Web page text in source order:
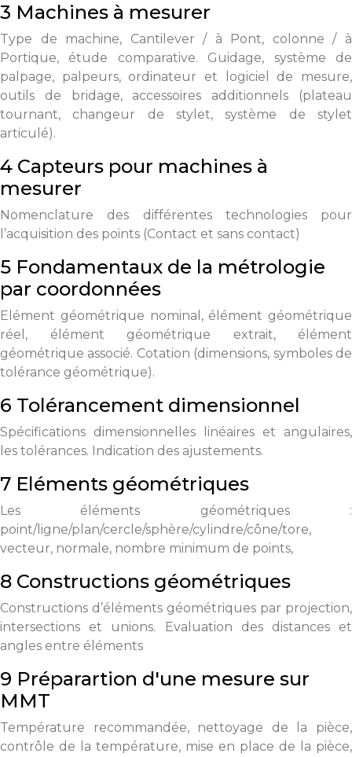
3 Machines à mesurer
Type de machine, Cantilever / à Pont, colonne / à
Portique, étude comparative. Guidage, système de
palpage, palpeurs, ordinateur et logiciel de mesure,
outils de bridage, accessoires additionnels (plateau
tournant, changeur de stylet, système de stylet
articulé).
4 Capteurs pour machines à
mesurer
Nomenclature des différentes technologies pour
l’acquisition des points (Contact et sans contact)
5 Fondamentaux de la métrologie
par coordonnées
Elément géométrique nominal, élément géométrique
réel, élément géométrique extrait, élément
géométrique associé. Cotation (dimensions, symboles de
tolérance géométrique).
6 Tolérancement dimensionnel
Spécifications dimensionnelles linéaires et angulaires,
les tolérances. Indication des ajustements.
7 Eléments géométriques
Les éléments géométriques :
point/ligne/plan/cercle/sphère/cylindre/cône/tore,
vecteur, normale, nombre minimum de points,
8 Constructions géométriques
Constructions d’éléments géométriques par projection,
intersections et unions. Evaluation des distances et
angles entre éléments
9 Préparartion d'une mesure sur
MMT
Température recommandée, nettoyage de la pièce,
contrôle de la température, mise en place de la pièce,